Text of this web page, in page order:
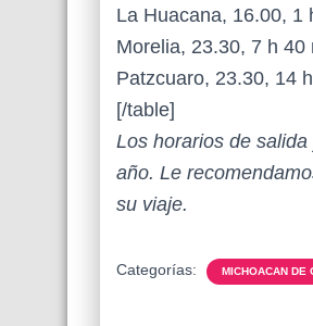
La Huacana, 16.00, 1
Morelia, 23.30, 7 h 40
Patzcuaro, 23.30, 14
[/table]
Los horarios de
año. Le
su viaje.
Categorías: MICHOACAN DE